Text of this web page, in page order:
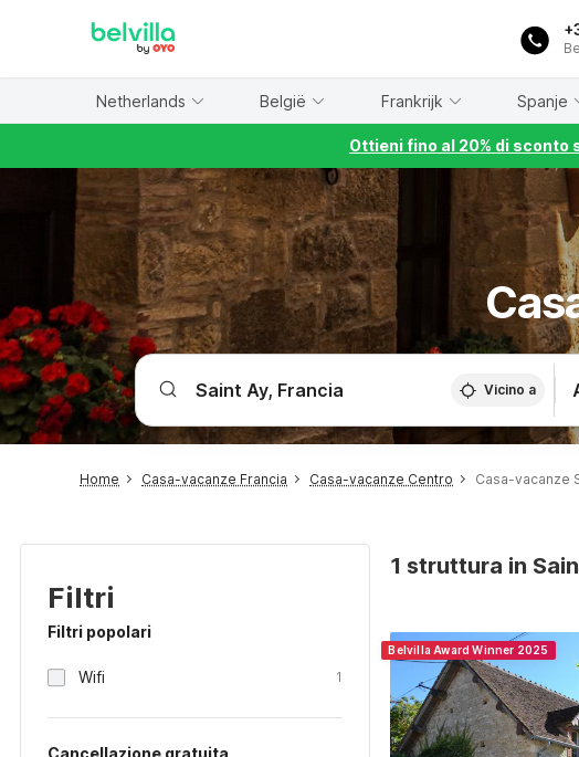
Netherlands België Frankrijk Spanje
Ottieni fino al 20% di
Vicino a
Home Casa-vacanze Francia Casa-vacanze Centro Casa-vacanze
Filtri
Filtri popolari
Wifi 1
Cancellazione gratuita
1 struttura in
Belvilla Award Winner 2025